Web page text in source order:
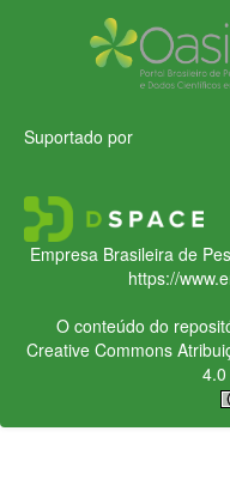
Suportado por
Empresa Brasileira de
https://
O conteúdo do
Creative Commons